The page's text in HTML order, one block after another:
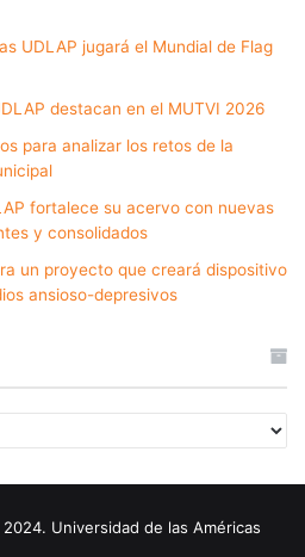
UDLAP jugará el Mundial de Flag
destacan en el MUTVI 2026
para analizar los retos de la
fortalece su acervo con nuevas
y consolidados
un proyecto que creará dispositivo
ansioso-depresivos
Universidad de las Américas